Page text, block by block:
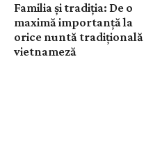
Familia și tradiția: De o
maximă importanță la
orice nuntă tradițională
vietnameză